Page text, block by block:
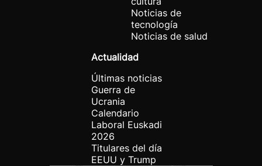
Noticias de
tecnología
Noticias de salud
Actualidad
Últimas noticias
Guerra de
Ucrania
Calendario
Laboral Euskadi
2026
Titulares del día
EEUU y Trump